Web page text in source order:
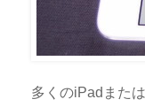
多くのiPadまた